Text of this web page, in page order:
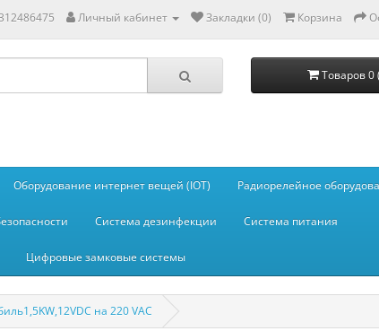
Личный кабинет Закладки (0) Корзина
Товаров 0
Оборудование интернет вещей (IOT) Радиорелейное
Система дезинфекции Система питания
Цифровые замковые системы
на 220 VAC